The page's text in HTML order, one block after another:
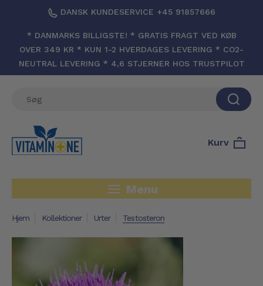
DANSK KUNDESERVICE +45 91857666
* DANMARKS BILLIGSTE! * GRATIS FRAGT VED KØB
OVER 349 KR * KUN 1-2 HVERDAGES LEVERING * CO2-
NEUTRAL LEVERING * 4,6 STJERNER HOS TRUSTPILOT
Kurv
Menu
Hjem Kollektioner Urter Testosteron